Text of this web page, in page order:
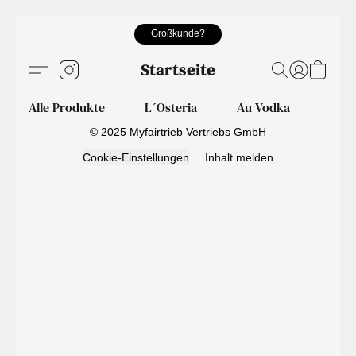
Großkunde?
Startseite
Alle Produkte L´Osteria Au Vodka
© 2025 Myfairtrieb Vertriebs GmbH
Cookie-Einstellungen
Inhalt melden